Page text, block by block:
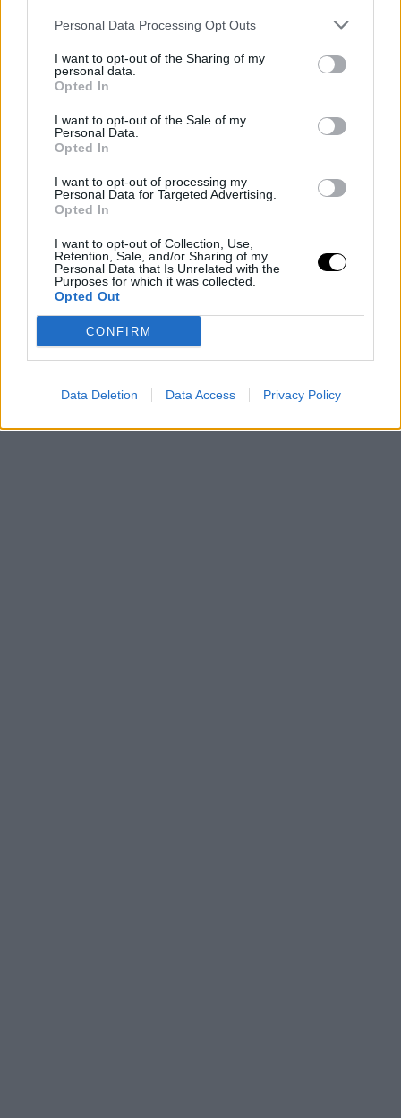
Personal Data Processing Opt Outs
I want to opt-out of the Sharing of my
personal data.
Opted In
I want to opt-out of the Sale of my
Personal Data.
Opted In
I want to opt-out of processing my
Personal Data for Targeted Advertising.
Opted In
I want to opt-out of Collection, Use,
Retention, Sale, and/or Sharing of my
Personal Data that Is Unrelated with the
Purposes for which it was collected.
Opted Out
CONFIRM
Data Deletion Data Access Privacy Policy
PEOPLE AND STYLE
Η Λένα Διβάνη ανοίγει το υπέροχο πέτρινο σπίτι
της στο Λαύριο -Σε σποτ του ελληνικού τουρισμού